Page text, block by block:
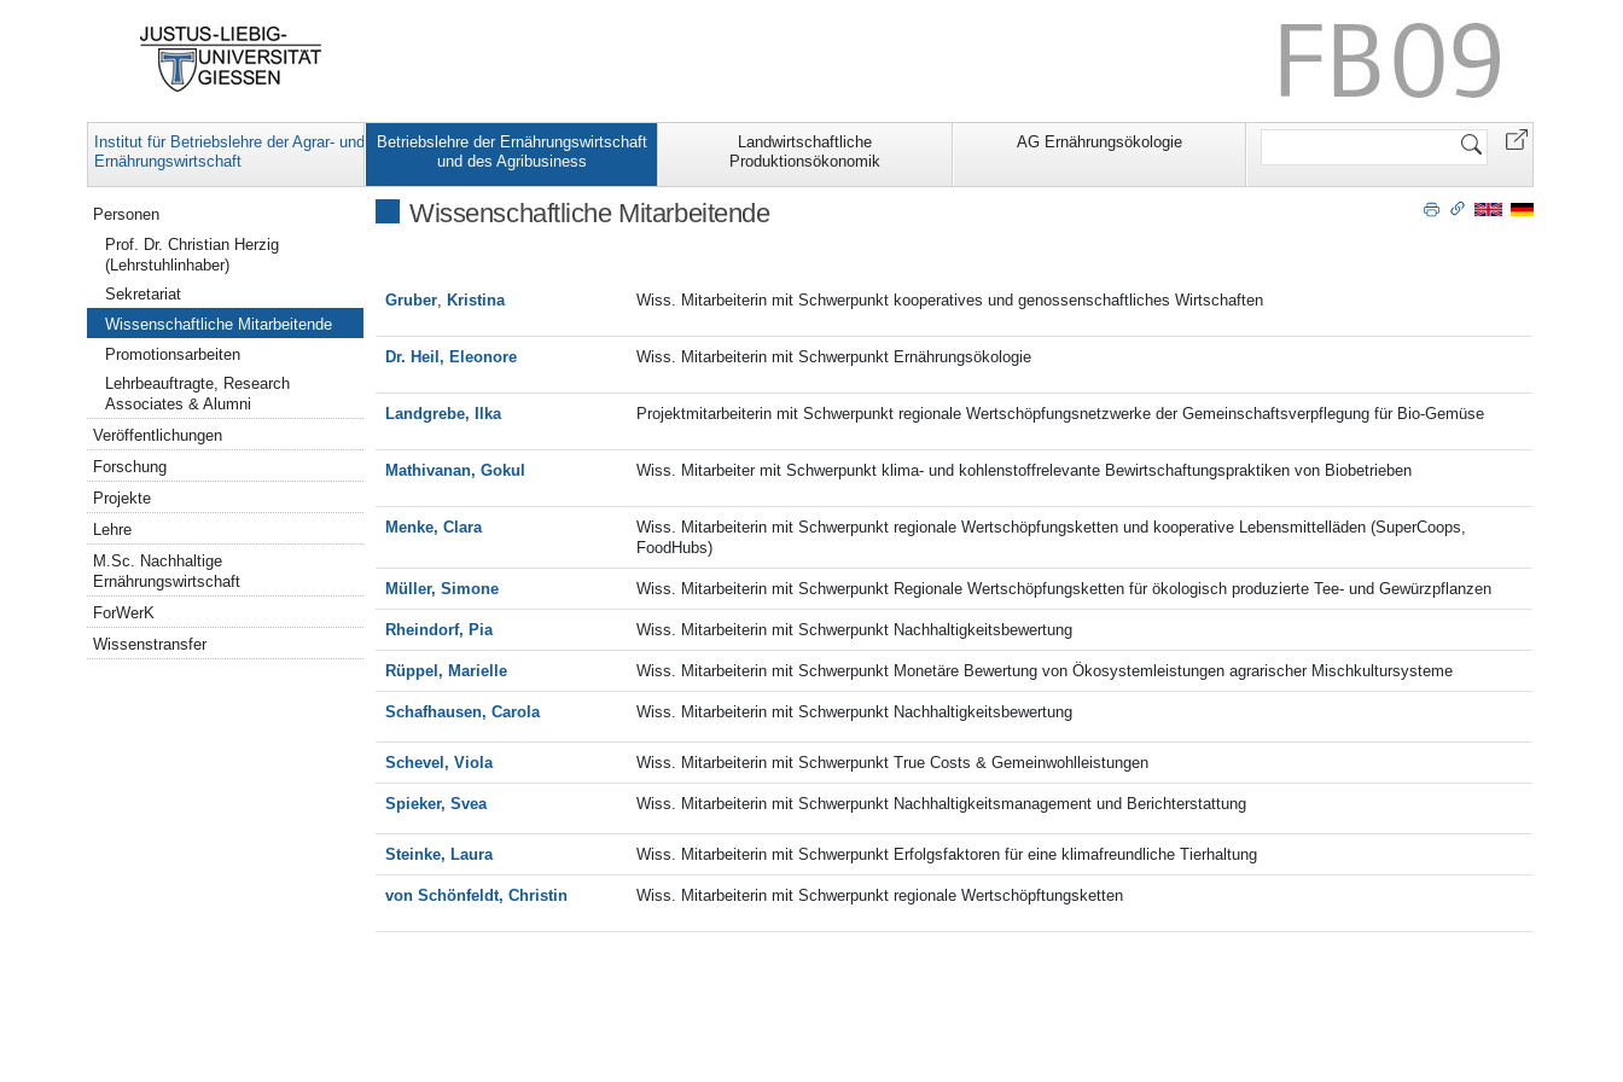
Institut für Betriebslehre der Agrar- und
Ernährungswirtschaft
Betriebslehre der Ernährungswirtschaft
und des Agribusiness
Landwirtschaftliche
Produktionsökonomik
AG Ernährungsökologie
Website
Wissenschaftliche Mitarbeitende
Gruber Kristina Wiss. Mitarbeiterin mit Schwerpunkt kooperatives und genossenschaftliches Wirtschaften
Dr. Heil, Eleonore Wiss. Mitarbeiterin mit Schwerpunkt Ernährungsökologie
Landgrebe, Ilka Projektmitarbeiterin mit Schwerpunkt regionale Wertschöpfungsnetzwerke der Gemeinschaftsverpflegung für Bio-Gemüse
Mathivanan, Gokul Wiss. Mitarbeiter mit Schwerpunkt klima- und kohlenstoffrelevante Bewirtschaftungspraktiken von Biobetrieben
Menke, Clara
Wiss. Mitarbeiterin mit Schwerpunkt regionale Wertschöpfungsketten und kooperative Lebensmittelläden (SuperCoops,
FoodHubs)
Müller, Simone Wiss. Mitarbeiterin mit Schwerpunkt Regionale Wertschöpfungsketten für ökologisch produzierte Tee- und Gewürzpflanzen
Rheindorf, Pia Wiss. Mitarbeiterin mit Schwerpunkt Nachhaltigkeitsbewertung
Rüppel, Marielle Wiss. Mitarbeiterin mit Schwerpunkt Monetäre Bewertung von Ökosystemleistungen agrarischer Mischkultursysteme
Schafhausen, Carola Wiss. Mitarbeiterin mit Schwerpunkt Nachhaltigkeitsbewertung
Schevel, Viola Wiss. Mitarbeiterin mit Schwerpunkt True Costs & Gemeinwohlleistungen
Spieker, Svea Wiss. Mitarbeiterin mit Schwerpunkt Nachhaltigkeitsmanagement und Berichterstattung
Steinke, Laura Wiss. Mitarbeiterin mit Schwerpunkt Erfolgsfaktoren für eine klimafreundliche Tierhaltung
von Schönfeldt, Christin Wiss. Mitarbeiterin mit Schwerpunkt regionale Wertschöpftungsketten
Navigation
Personen
Prof. Dr. Christian Herzig
(Lehrstuhlinhaber)
Sekretariat
Wissenschaftliche Mitarbeitende
Promotionsarbeiten
Lehrbeauftragte, Research
Associates & Alumni
Veröffentlichungen
Forschung
Projekte
Lehre
M.Sc. Nachhaltige
Ernährungswirtschaft
ForWerK
Wissenstransfer